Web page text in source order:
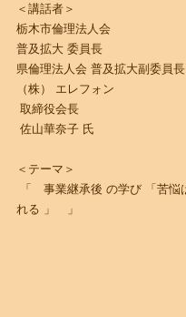
＜講話者＞
栃木市倫理法人会
普及拡大 委員長
県倫理法人会 普及拡大副委員長
（株） エレフォン
取締役会長
佐山華奈子 氏
＜テーマ＞
れる 」　」